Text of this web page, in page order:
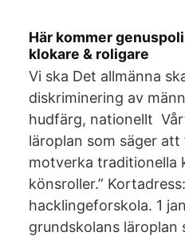
Här kommer
klokare & roligare
Vi ska Det allmänna
diskriminering av
hudfärg, nationellt
läroplan som säger att
motverka traditionella
könsroller.”
hacklingeforskola. 1
grundskolans